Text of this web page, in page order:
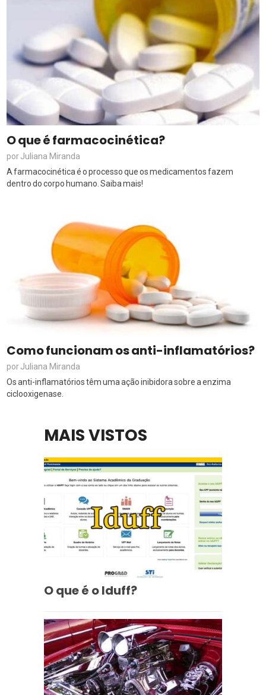
O que é farmacocinética?
porJuliana Miranda
A farmacocinética é o processo que os medicamentos fazem
dentro do corpo humano. Saiba mais!
Como funcionam os anti-inflamatórios?
porJuliana Miranda
Os anti-inflamatórios têm uma ação inibidora sobre a enzima
ciclooxigenase.
MAIS VISTOS
O que é o Iduff?